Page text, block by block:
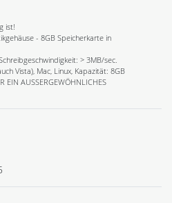
ist!
- 8GB Speicherkarte in
> 3MB/sec.
Vista), Mac, Linux, Kapazität: 8GB
EIN AUSSERGEWÖHNLICHES